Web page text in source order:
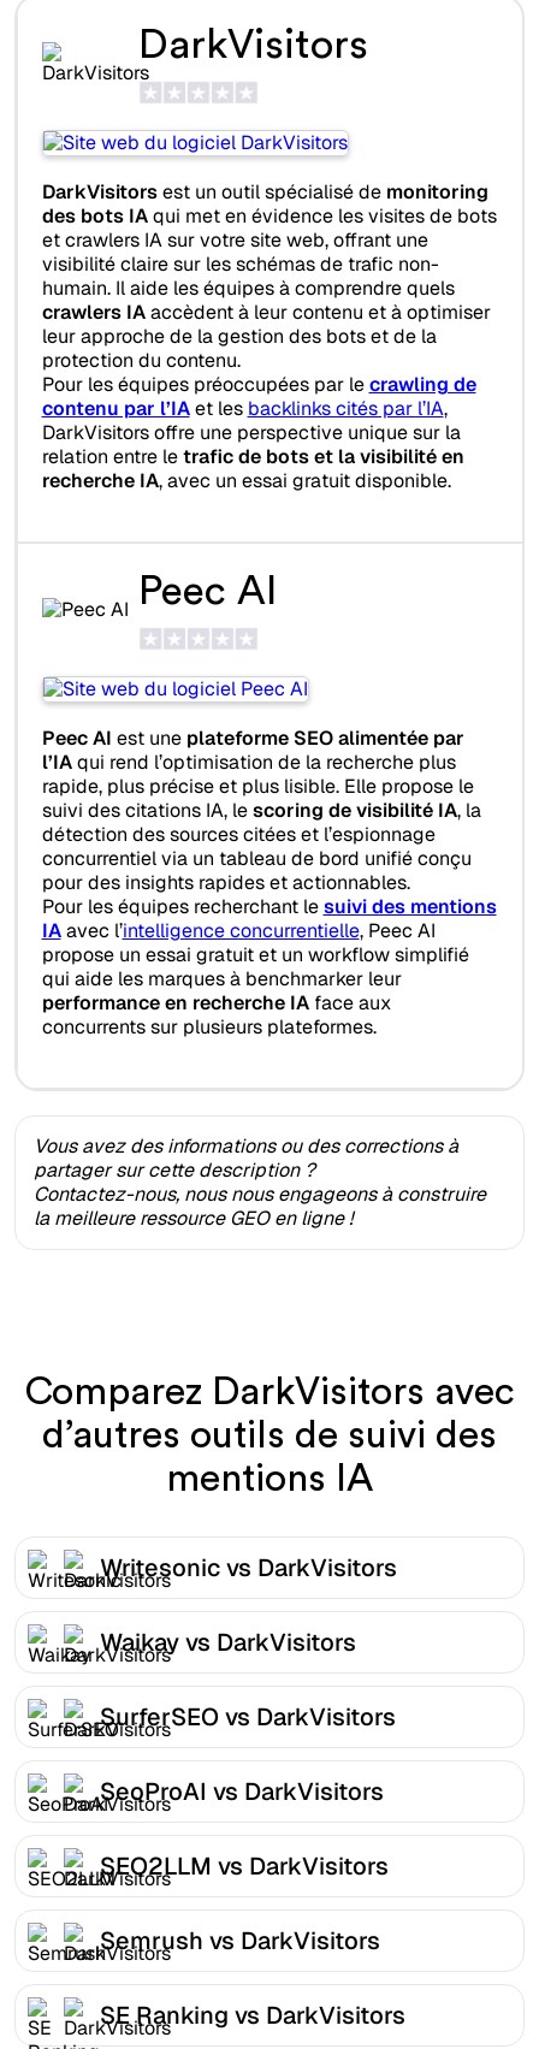
DarkVisitors
DarkVisitorsest un outil spécialisé de monitoring
des bots IAqui met en évidence les visites de bots
et crawlers IA sur votre site web, offrant une
visibilité claire sur les schémas de trafic non-
humain. Il aide les équipes à comprendre quels
crawlers IAaccèdent à leur contenu et à optimiser
leur approche de la gestion des bots et de la
protection du contenu.
Pour les équipes préoccupées par lecrawling de
contenu par l’IAet les backlinks cités par l’IA,
DarkVisitors offre une perspective unique sur la
relation entre letrafic de bots et la visibilité en
recherche IA, avec un essai gratuit disponible.
Peec AI
Peec AI est une plateforme SEO alimentée par
l’IAqui rend l’optimisation de la recherche plus
rapide, plus précise et plus lisible. Elle propose le
suivi des citations IA, lescoring de visibilité IA, la
détection des sources citées et l’espionnage
concurrentiel via un tableau de bord unifié conçu
pour des insights rapides et actionnables.
Pour les équipes recherchant lesuivi des mentions
IAavec l’intelligence concurrentielle, Peec AI
propose un essai gratuit et un workflow simplifié
qui aide les marques à benchmarker leur
performance en recherche IAface aux
concurrents sur plusieurs plateformes.
Vous avez des informations ou des corrections à
partager sur cette description ?
Contactez-nous, nous nous engageons à construire
la meilleure ressource GEO en ligne !
Comparez DarkVisitors avec
d’autres outils de suivi des
mentions IA
Writesonic vs DarkVisitors
Waikay vs DarkVisitors
SurferSEO vs DarkVisitors
SeoProAI vs DarkVisitors
SEO2LLM vs DarkVisitors
Semrush vs DarkVisitors
SE Ranking vs DarkVisitors